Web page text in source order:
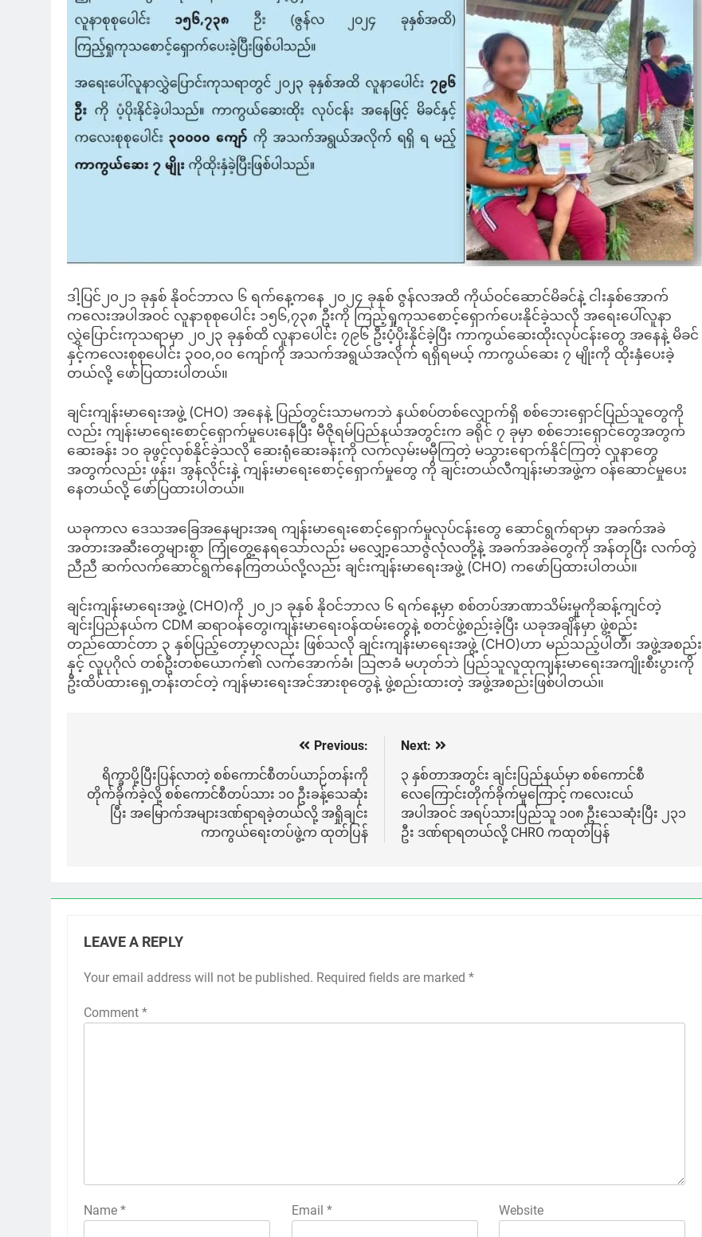
ဒါ့ပြင်၂၀၂၁ ခုနှစ် နိုဝင်ဘာလ ၆ ရက်နေ့ကနေ ၂၀၂၄ ခုနှစ် ဇွန်လအထိ ကိုယ်ဝင်ဆောင်မိခင်နဲ့ ငါးနှစ်အောက်
ကလေးအပါအဝင် လူနာစုစုပေါင်း ၁၅၆,၇၃၈ ဦးကို ကြည့်ရှုကုသစောင့်ရှောက်ပေးနိုင်ခဲ့သလို အရေးပေါ်လူနာ
လွှဲပြောင်းကုသရာမှာ ၂၀၂၃ ခုနှစ်ထိ လူနာပေါင်း ၇၉၆ ဦးပံ့ပိုးနိုင်ခဲ့ပြီး ကာကွယ်ဆေးထိုးလုပ်ငန်းတွေ အနေနဲ့ မိခင်
နှင့်ကလေးစုစုပေါင်း ၃၀၀,၀၀ ကျော်ကို အသက်အရွယ်အလိုက် ရရှိရမယ့် ကာကွယ်ဆေး ၇ မျိုးကို ထိုးနှံပေးခဲ့
တယ်လို့ ဖော်ပြထားပါတယ်။
ချင်းကျန်းမာရေးအဖွဲ့ (CHO) အနေနဲ့ ပြည်တွင်းသာမကဘဲ နယ်စပ်တစ်လျှောက်ရှိ စစ်ဘေးရှောင်ပြည်သူတွေကို
လည်း ကျန်းမာရေးစောင့်ရှောက်မှုပေးနေပြီး မီဇိုရမ်ပြည်နယ်အတွင်းက ခရိုင် ၇ ခုမှာ စစ်ဘေးရှောင်တွေအတွက်
ဆေးခန်း ၁၀ ခုဖွင့်လှစ်နိုင်ခဲ့သလို ဆေးရုံဆေးခန်းကို လက်လှမ်းမမှီကြတဲ့ မသွားရောက်နိုင်ကြတဲ့ လူနာတွေ
အတွက်လည်း ဖုန်း၊ အွန်လိုင်းနဲ့ ကျန်းမာရေးစောင့်ရှောက်မှုတွေ ကို ချင်းတယ်လီကျန်းမာအဖွဲ့က ဝန်ဆောင်မှုပေး
နေတယ်လို့ ဖော်ပြထားပါတယ်။
ယခုကာလ ဒေသအခြေအနေများအရ ကျန်းမာရေးစောင့်ရှောက်မှုလုပ်ငန်းတွေ ဆောင်ရွက်ရာမှာ အခက်အခဲ
အတားအဆီးတွေများစွာ ကြုံတွေ့နေရသော်လည်း မလျှော့သောဇွဲလုံလတို့နဲ့ အခက်အခဲတွေကို အန်တုပြီး လက်တွဲ
ညီညီ ဆက်လက်ဆောင်ရွက်နေကြတယ်လို့လည်း ချင်းကျန်းမာရေးအဖွဲ့ (CHO) ကဖော်ပြထားပါတယ်။
ချင်းကျန်းမာရေးအဖွဲ့ (CHO)ကို ၂၀၂၁ ခုနှစ် နိုဝင်ဘာလ ၆ ရက်နေ့မှာ စစ်တပ်အာဏာသိမ်းမှုကိုဆန့်ကျင်တဲ့
ချင်းပြည်နယ်က CDM ဆရာဝန်တွေ၊ကျန်းမာရေးဝန်ထမ်းတွေနဲ့ စတင်ဖွဲ့စည်းခဲ့ပြီး ယခုအချိန်မှာ ဖွဲ့စည်း
တည်ထောင်တာ ၃ နှစ်ပြည့်တော့မှာလည်း ဖြစ်သလို ချင်းကျန်းမာရေးအဖွဲ့ (CHO)ဟာ မည်သည့်ပါတီ၊ အဖွဲ့အစည်း
နှင့် လူပုဂိုလ် တစ်ဦးတစ်ယောက်၏ လက်အောက်ခံ၊ သြဇာခံ မဟုတ်ဘဲ ပြည်သူလူထုကျန်းမာရေးအကျိုးစီးပွားကို
ဦးထိပ်ထားရှေ့တန်းတင်တဲ့ ကျန်မားရေးအင်အားစုတွေနဲ့ ဖွဲ့စည်းထားတဲ့ အဖွဲ့အစည်းဖြစ်ပါတယ်။
navigation
Previous:
ရိက္ခာပို့ပြီးပြန်လာတဲ့ စစ်ကောင်စီတပ်ယာဉ်တန်းကို
တိုက်ခိုက်ခဲ့လို့ စစ်ကောင်စီတပ်သား ၁၀ ဦးခန့်သေဆုံး
ပြီး အမြောက်အများဒဏ်ရာရခဲ့တယ်လို့ အရှိုချင်း
ကာကွယ်ရေးတပ်ဖွဲ့က ထုတ်ပြန်
Next:
၃ နှစ်တာအတွင်း ချင်းပြည်နယ်မှာ စစ်ကောင်စီ
လေကြောင်းတိုက်ခိုက်မှုကြောင့် ကလေးငယ်
အပါအဝင် အရပ်သားပြည်သူ ၁၀၈ ဦးသေဆုံးပြီး ၂၃၁
ဦး ဒဏ်ရာရတယ်လို့ CHRO ကထုတ်ပြန်
LEAVE A REPLY
Your email address will not be published. Required fields are marked *
Comment *
Name * Email * Website